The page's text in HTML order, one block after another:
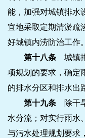
能，加强对城镇排水
宜地采取定期清淤疏
好城镇内涝防治工作。
第十八条 城镇
项规划的要求，确定
的排水分区和排水出
第十九条 除干
水分流；对实行雨水
与污水处理规划要求